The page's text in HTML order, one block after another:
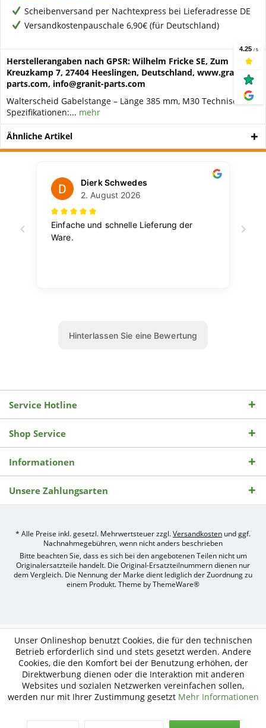
Scheibenversand per Nachtexpress bei Lieferadresse DE
Versandkostenpauschale 6,90€ (für Deutschland)
Herstellerangaben nach GPSR: Wilhelm Fricke SE, Zum
Kreuzkamp 7, 27404 Heeslingen, Deutschland, www.granit-
parts.com, info@granit-parts.com
Walterscheid Gabelstange – Länge 385 mm, M30 Technische
Spezifikationen:... mehr
Ähnliche Artikel
Service Hotline
Shop Service
Informationen
Unsere Zahlungsarten
* Alle Preise inkl. gesetzl. Mehrwertsteuer zzgl.Versandkosten und ggf.
Nachnahmegebühren, wenn nicht anders beschrieben
Bitte beachten Sie, dass es sich bei den angebotenen Teilen nicht um
Originalersatzteile handelt. Die Original-Ersatzteilnummern dienen nur
dem Vergleich. Die Nennung der Marke dient lediglich der Zuordnung zu
einem Produkt. Theme byThemeWare®
Shops
durch
nitio
mediasign,
Ihre
Unser Onlineshop benutzt Cookies, die für den technischen
Betrieb erforderlich sind und stets gesetzt werden. Andere
Cookies, die den Komfort bei der Benutzung erhöhen, der
Direktwerbung dienen oder die Interaktion mit anderen
Websites und sozialen Netzwerken vereinfachen sollen,
werden nur mit Ihrer Zustimmung gesetzt Mehr Informationen